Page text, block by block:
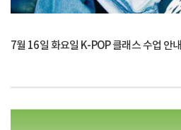
7월 16일 화요일 K-POP 클래스 수업 안내